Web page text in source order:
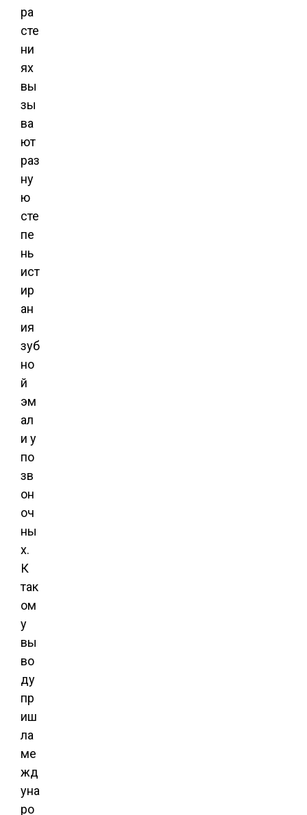
ра
сте
ни
ях
вы
зы
ва
ют
раз
ну
ю
сте
пе
нь
ист
ир
ан
ия
зуб
но
й
эм
ал
и у
по
зв
он
оч
ны
х.
К
так
ом
у
вы
во
ду
пр
иш
ла
ме
жд
уна
ро